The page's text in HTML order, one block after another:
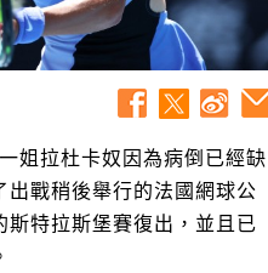
姐拉杜卡奴因為病倒已經缺
出戰稍後舉行的法國網球公
斯特拉斯堡賽復出，並且已